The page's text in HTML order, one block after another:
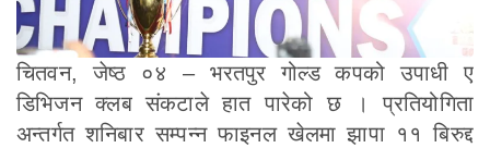
चितवन, जेष्ठ ०४ – भरतपुर गोल्ड कपको उपाधी ए
डिभिजन क्लब संकटाले हात पारेको छ । प्रतियोगिता
अन्तर्गत शनिबार सम्पन्न फाइनल खेलमा झापा ११ बिरुद्द